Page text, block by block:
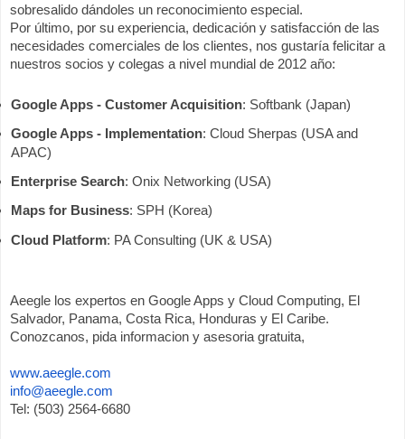
sobresalido dándoles un reconocimiento especial.
Por último, por su experiencia, dedicación y satisfacción de las
necesidades comerciales de los clientes, nos gustaría felicitar a
nuestros socios y colegas a nivel mundial de 2012 año:
Google Apps - Customer Acquisition: Softbank (Japan)
Google Apps - Implementation: Cloud Sherpas (USA and
APAC)
Enterprise Search: Onix Networking (USA)
Maps for Business: SPH (Korea)
Cloud Platform: PA Consulting (UK & USA)
Aeegle los expertos en Google Apps y Cloud Computing, El
Salvador, Panama, Costa Rica, Honduras y El Caribe.
Conozcanos, pida informacion y asesoria gratuita,
www.aeegle.com
info@aeegle.com
Tel: (503) 2564-6680